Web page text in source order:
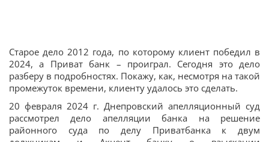
Старое дело 2012 года, по которому клиент победил в
2024, а Приват банк – проиграл. Сегодня это дело
разберу в подробностях. Покажу, как, несмотря на такой
промежуток времени, клиенту удалось это сделать.
20 февраля 2024 г. Днепровский апелляционный суд
рассмотрел дело апелляции банка на решение
районного суда по делу Приватбанка к двум